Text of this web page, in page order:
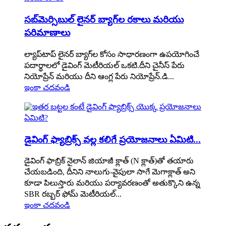
సబ్‌మెర్సిబుల్ లైనర్ బ్యాగ్‌ల రకాలు మరియు
పరిమాణాలు
ల్యాప్‌టాప్ లైనర్ బ్యాగ్‌ల కోసం సాధారణంగా ఉపయోగించే
పదార్థాలలో డైవింగ్ మెటీరియల్ ఒకటి.దీని చైనీస్ పేరు
నియోప్రేన్ మరియు దీని ఆంగ్ల పేరు నియోప్రేన్.డి...
ఇంకా చదవండి
డైవింగ్ ఫ్యాబ్రిక్స్ వల్ల కలిగే ప్రయోజనాలు ఏమిటి...
డైవింగ్ ఫాబ్రిక్ నైలాన్ జియాజీ క్లాత్ (N క్లాత్)తో తయారు
చేయబడింది, దీనిని నాలుగు-వైపులా సాగే మెగాక్లాత్ అని
కూడా పిలుస్తారు మరియు పర్యావరణంతో అతుక్కొని ఉన్న
SBR రబ్బర్ ఫోమ్ మెటీరియల్...
ఇంకా చదవండి